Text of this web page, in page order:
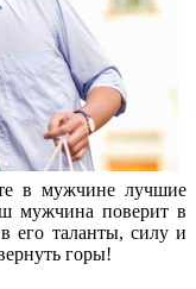
в мужчине лучшие
мужчина поверит в
его таланты, силу и
горы!